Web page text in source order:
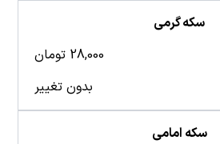
سکه گرمی
28,000 تومان
بدون تغییر
سکه امامی